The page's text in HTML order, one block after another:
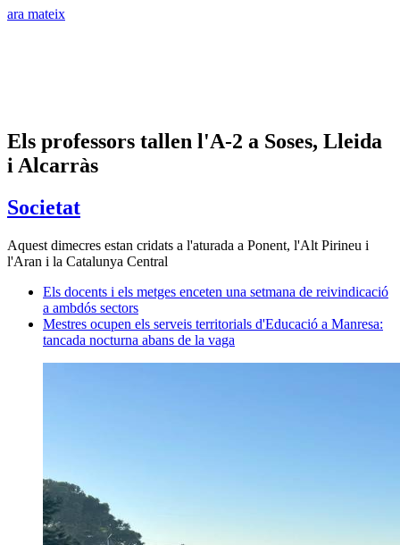
ara mateix
Els professors tallen l'A-2 a Soses, Lleida
i Alcarràs
Societat
Aquest dimecres estan cridats a l'aturada a Ponent, l'Alt Pirineu i
l'Aran i la Catalunya Central
Els docents i els metges enceten una setmana de reivindicació
a ambdós sectors
Mestres ocupen els serveis territorials d'Educació a Manresa:
tancada nocturna abans de la vaga